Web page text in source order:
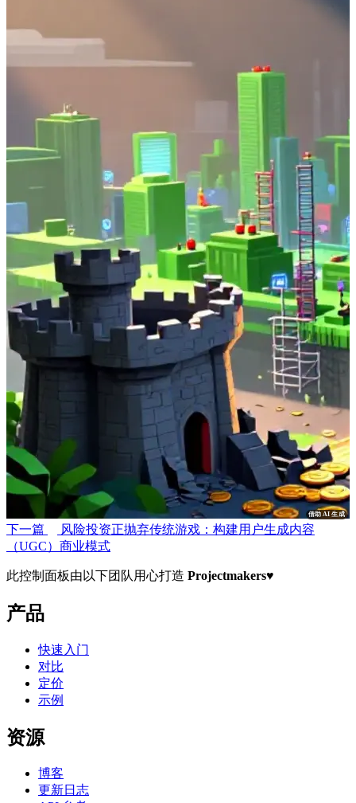
借助 AI 生成
下一篇
风险投资正抛弃传统游戏：构建用户生成内容
（UGC）商业模式
此控制面板由以下团队用心打造 Projectmakers♥
产品
快速入门
对比
定价
示例
资源
博客
更新日志